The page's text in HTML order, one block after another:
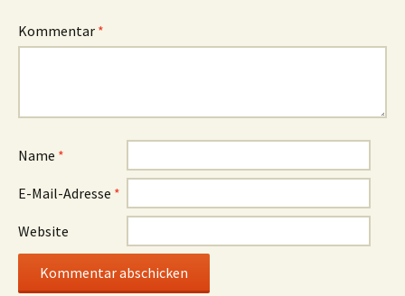
Kommentar *
Name *
E-Mail-Adresse *
Website